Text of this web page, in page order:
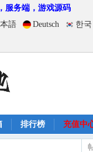
服务端，游戏源码
語 Deutsch 한
排行榜 充值中